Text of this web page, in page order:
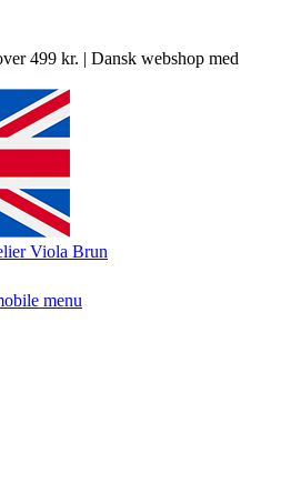
499 kr. | Dansk webshop med
menu